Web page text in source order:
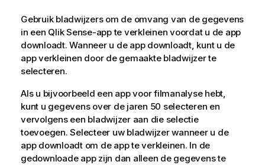
Gebruik bladwijzers om de omvang van de gegevens
in een Qlik Sense-app te verkleinen voordat u de app
downloadt. Wanneer u de app downloadt, kunt u de
app verkleinen door de gemaakte bladwijzer te
selecteren.
Als u bijvoorbeeld een app voor filmanalyse hebt,
kunt u gegevens over de jaren 50 selecteren en
vervolgens een bladwijzer aan die selectie
toevoegen. Selecteer uw bladwijzer wanneer u de
app downloadt om de app te verkleinen. In de
gedownloade app zijn dan alleen de gegevens te